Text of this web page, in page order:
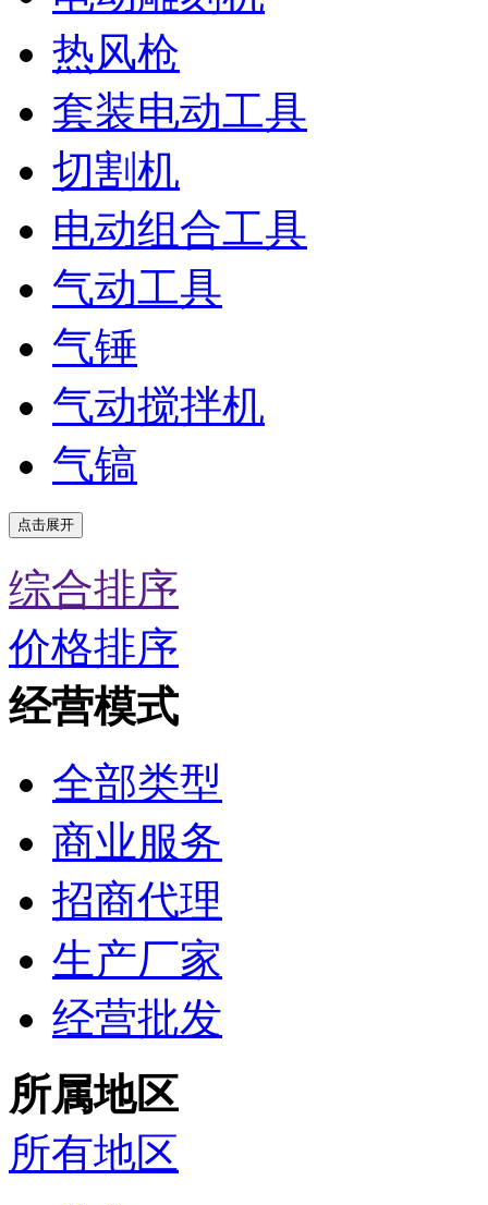
热风枪
套装电动工具
切割机
电动组合工具
气动工具
气锤
气动搅拌机
气镐
点击展开
综合排序
价格排序
经营模式
全部类型
商业服务
招商代理
生产厂家
经营批发
所属地区
所有地区